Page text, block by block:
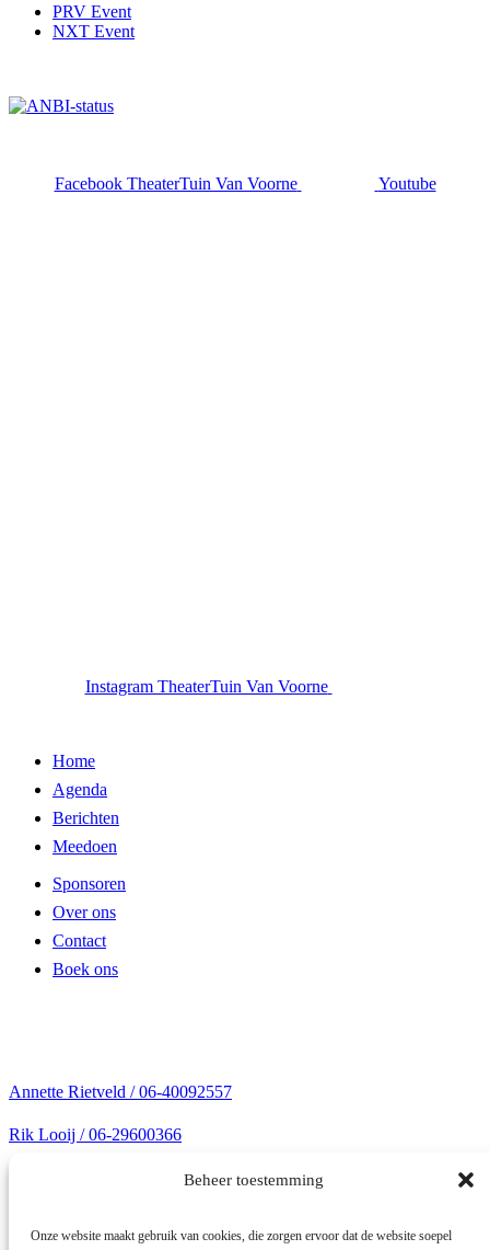
Beheer toestemming
Onze website maakt gebruik van cookies, die zorgen ervoor dat de website soepel
PRV Event
NXT Event
Facebook TheaterTuin Van Voorne Youtube
Instagram TheaterTuin Van Voorne
Home
Agenda
Berichten
Meedoen
Sponsoren
Over ons
Contact
Boek ons
Annette Rietveld / 06-40092557
Rik Looij / 06-29600366
Rietvoorn 16, 3225 PH Hellevoetsluis